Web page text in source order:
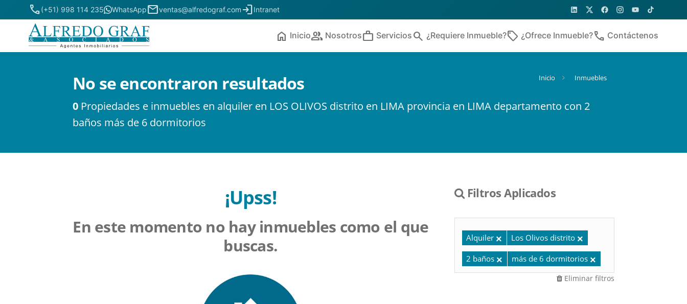
phone(+51) 998 114 235 WhatsAppmailventas@alfredograf.com loginIntranet
home Iniciopeople Nosotroswork Servicios search ¿Requiere Inmueble?sell ¿Ofrece Inmueble?phone Contáctenos
No se encontraron resultados Inicio Inmuebles
0 Propiedades e inmuebles en alquiler en LOS OLIVOS distrito en LIMA provincia en LIMA departamento con 2
baños más de 6 dormitorios
¡Upss!
En este momento no hay inmuebles como el que
buscas.
Filtros Aplicados
Alquiler Los Olivos distrito
2 baños más de 6 dormitorios
Eliminar filtros